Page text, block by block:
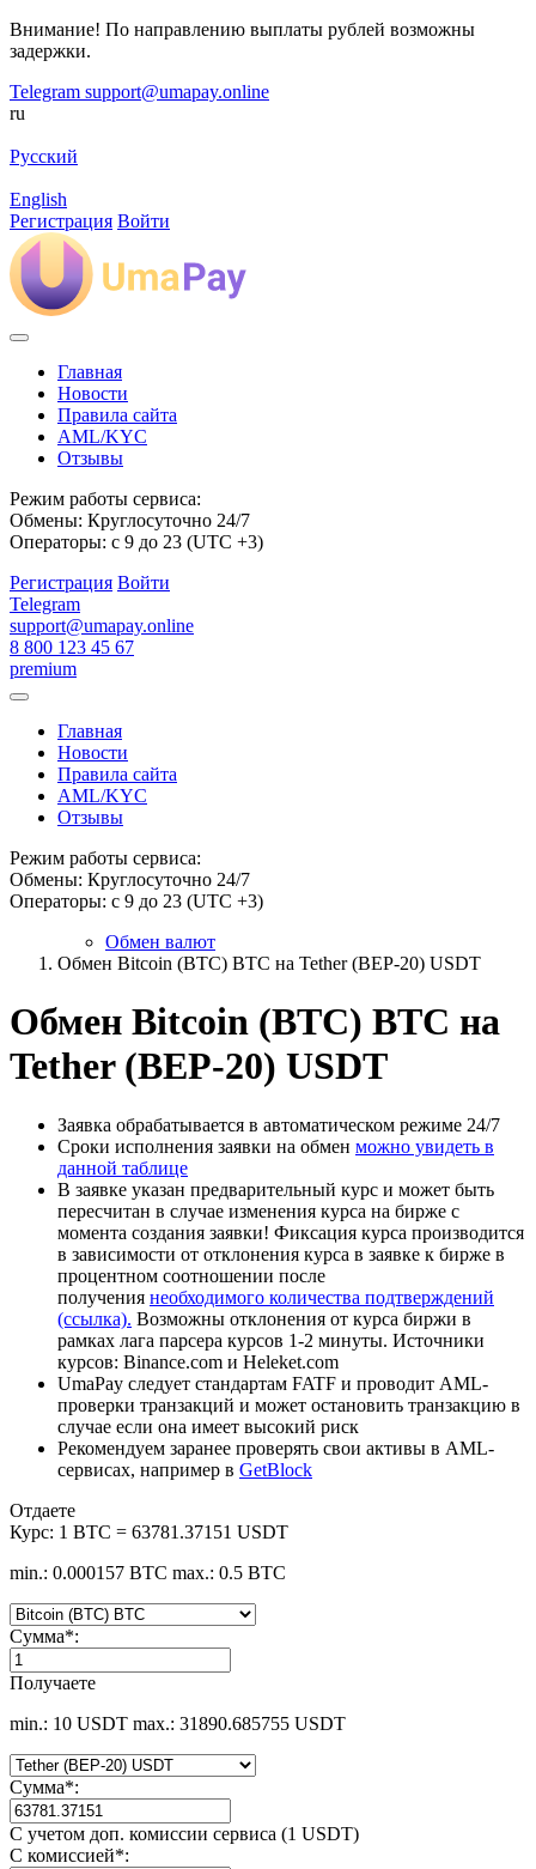
Внимание! По направлению выплаты рублей возможны
задержки.
Telegram support@umapay.online
ru
Русский
English
Регистрация Войти
Главная
Новости
Правила сайта
AML/KYC
Отзывы
Режим работы сервиса:
Обмены: Круглосуточно 24/7
Операторы: с 9 до 23 (UTC +3)
Регистрация Войти
Telegram
support@umapay.online
8 800 123 45 67
premium
Главная
Новости
Правила сайта
AML/KYC
Отзывы
Режим работы сервиса:
Обмены: Круглосуточно 24/7
Операторы: с 9 до 23 (UTC +3)
Обмен валют
Обмен Bitcoin (BTC) BTC на Tether (BEP-20) USDT
Обмен Bitcoin (BTC) BTC на
Tether (BEP-20) USDT
Заявка обрабатывается в автоматическом режиме 24/7
Сроки исполнения заявки на обмен можно увидеть в
данной таблице
В заявке указан предварительный курс и может быть
пересчитан в случае изменения курса на бирже с
момента создания заявки! Фиксация курса производится
в зависимости от отклонения курса в заявке к бирже в
процентном соотношении после
получения необходимого количества подтверждений
(ссылка). Возможны отклонения от курса биржи в
рамках лага парсера курсов 1-2 минуты. Источники
курсов: Binance.com и Heleket.com
UmaPay следует стандартам FATF и проводит AML-
проверки транзакций и может остановить транзакцию в
случае если она имеет высокий риск
Рекомендуем заранее проверять свои активы в AML-
сервисах, например в GetBlock
Отдаете
Курс: 1 BTC = 63781.37151 USDT
min.: 0.000157 BTC max.: 0.5 BTC
Сумма*:
Получаете
min.: 10 USDT max.: 31890.685755 USDT
Сумма*:
С учетом доп. комиссии сервиса (1 USDT)
С комиссией*: